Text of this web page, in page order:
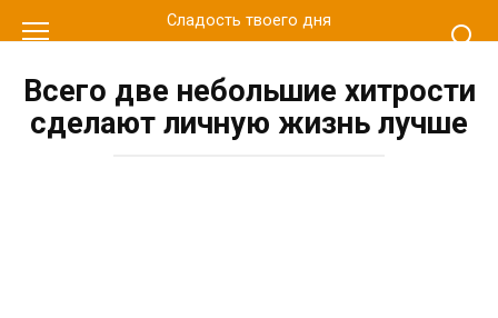
к
Сладость твоего дня
Всего две небольшие хитрости
сделают личную жизнь лучше